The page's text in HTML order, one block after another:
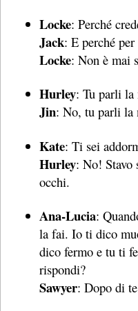
Locke: Perché
Jack: E perché
Locke: Non è mai
Hurley: Tu parli
Jin: No, tu parli la
Kate: Ti sei
Hurley: No! Stavo
occhi.
Ana-Lucia:
la fai. Io ti dico
dico fermo e tu ti
rispondi?
Sawyer: Dopo di